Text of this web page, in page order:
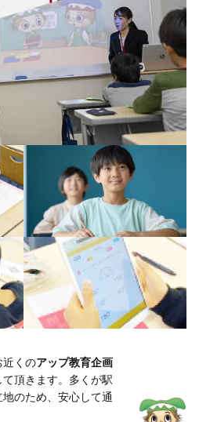
近くのアップ教育企画
頂きます。多くが駅
のため、安心して通